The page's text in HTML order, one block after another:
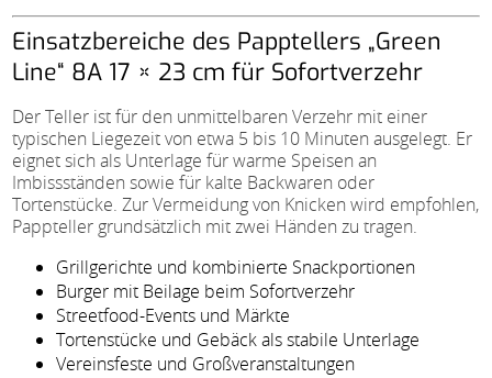
Einsatzbereiche des Papptellers „Green
Line“ 8A 17 × 23 cm für Sofortverzehr
Der Teller ist für den unmittelbaren Verzehr mit einer
typischen Liegezeit von etwa 5 bis 10 Minuten ausgelegt. Er
eignet sich als Unterlage für warme Speisen an
Imbissständen sowie für kalte Backwaren oder
Tortenstücke. Zur Vermeidung von Knicken wird empfohlen,
Pappteller grundsätzlich mit zwei Händen zu tragen.
Grillgerichte und kombinierte Snackportionen
Burger mit Beilage beim Sofortverzehr
Streetfood-Events und Märkte
Tortenstücke und Gebäck als stabile Unterlage
Vereinsfeste und Großveranstaltungen